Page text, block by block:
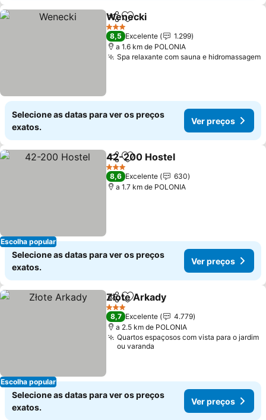
PartilharAdicionar aos favoritos
Wenecki
3 Estrelas
8,5 Excelente
1.299
a 1.6 km de POLONIA
Spa relaxante com sauna e hidromassagem
Selecione as datas para ver os preços
exatos.
Ver preços
Escolha popular
PartilharAdicionar aos favoritos
42-200 Hostel
3 Estrelas
8,6 Excelente
630
a 1.7 km de POLONIA
Selecione as datas para ver os preços
exatos.
Ver preços
Escolha popular
PartilharAdicionar aos favoritos
Złote Arkady
3 Estrelas
8,7 Excelente
4.779
a 2.5 km de POLONIA
Quartos espaçosos com vista para o jardim
ou varanda
Selecione as datas para ver os preços
exatos.
Ver preços